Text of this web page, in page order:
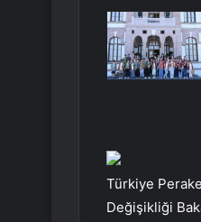
Türkiye
Değişikliği